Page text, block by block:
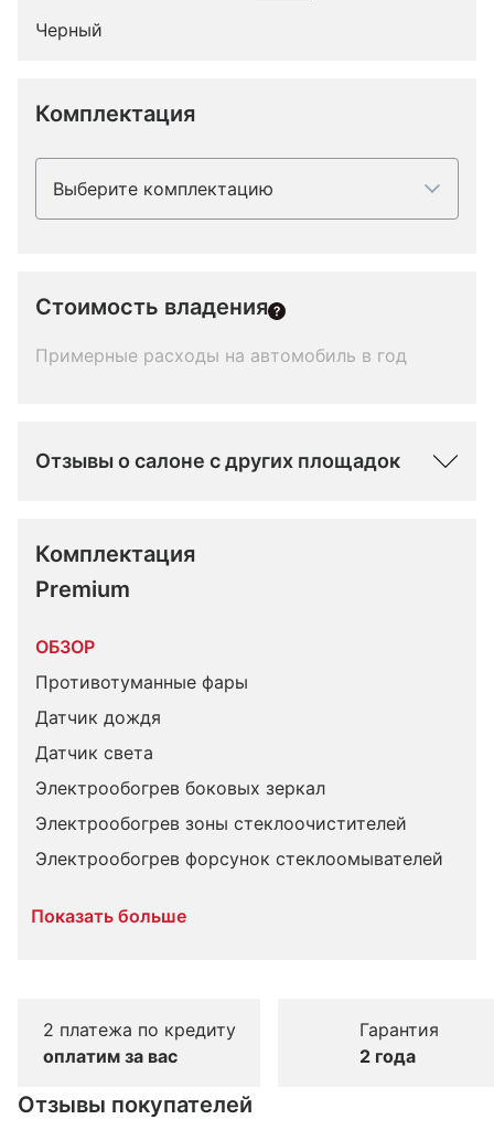
Черный
Комплектация
Выберите комплектацию
Стоимость владения
Примерные расходы на автомобиль в год
Отзывы о салоне с других площадок
Комплектация
Premium
ОБЗОР
Противотуманные фары
Датчик дождя
Датчик света
Электрообогрев боковых зеркал
Электрообогрев зоны стеклоочистителей
Электрообогрев форсунок стеклоомывателей
Показать больше
2 платежа по кредиту
оплатим за вас
Гарантия
2 года
Отзывы покупателей